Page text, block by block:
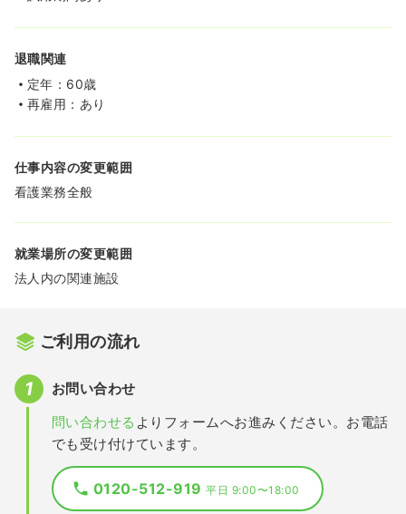
退職関連
定年：60歳
再雇用：あり
仕事内容の変更範囲
看護業務全般
就業場所の変更範囲
法人内の関連施設
ご利用の流れ
お問い合わせ
問い合わせる よりフォームへお進みください。お電話
でも受け付けています。
0120-512-919平日 9:00〜18:00